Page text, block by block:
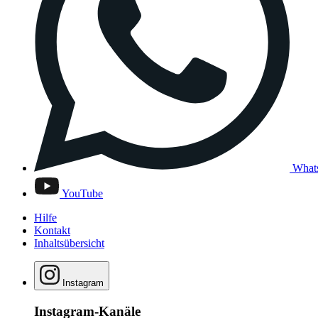
YouTube
Hilfe
Kontakt
Inhaltsübersicht
Instagram
Instagram-Kanäle